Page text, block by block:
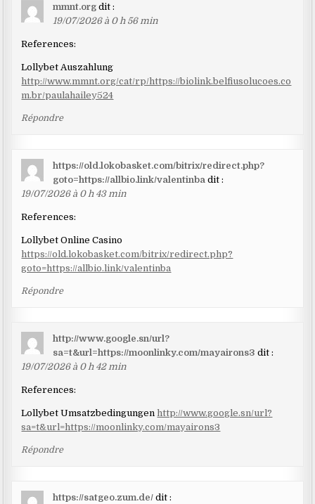
mmnt.org dit :
19/07/2026 à 0 h 56 min
References:
Lollybet Auszahlung
http://www.mmnt.org/cat/rp/https://biolink.belfiusolucoes.co
m.br/paulahailey524
Répondre
https://old.lokobasket.com/bitrix/redirect.php?
goto=https://allbio.link/valentinba dit :
19/07/2026 à 0 h 43 min
References:
Lollybet Online Casino
https://old.lokobasket.com/bitrix/redirect.php?
goto=https://allbio.link/valentinba
Répondre
http://www.google.sn/url?
sa=t&url=https://moonlinky.com/mayairons3 dit :
19/07/2026 à 0 h 42 min
References:
Lollybet Umsatzbedingungen http://www.google.sn/url?
sa=t&url=https://moonlinky.com/mayairons3
Répondre
https://satgeo.zum.de/ dit :